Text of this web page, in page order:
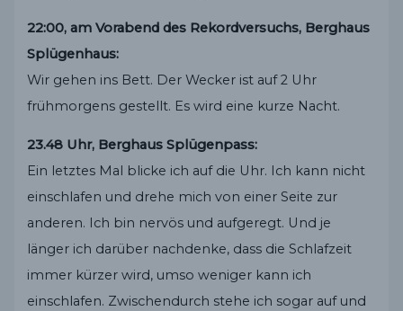
22:00, am Vorabend des Rekordversuchs, Berghaus
Splügenhaus:
Wir gehen ins Bett. Der Wecker ist auf 2 Uhr
frühmorgens gestellt. Es wird eine kurze Nacht.
23.48 Uhr, Berghaus Splügenpass:
Ein letztes Mal blicke ich auf die Uhr. Ich kann nicht
einschlafen und drehe mich von einer Seite zur
anderen. Ich bin nervös und aufgeregt. Und je
länger ich darüber nachdenke, dass die Schlafzeit
immer kürzer wird, umso weniger kann ich
einschlafen. Zwischendurch stehe ich sogar auf und